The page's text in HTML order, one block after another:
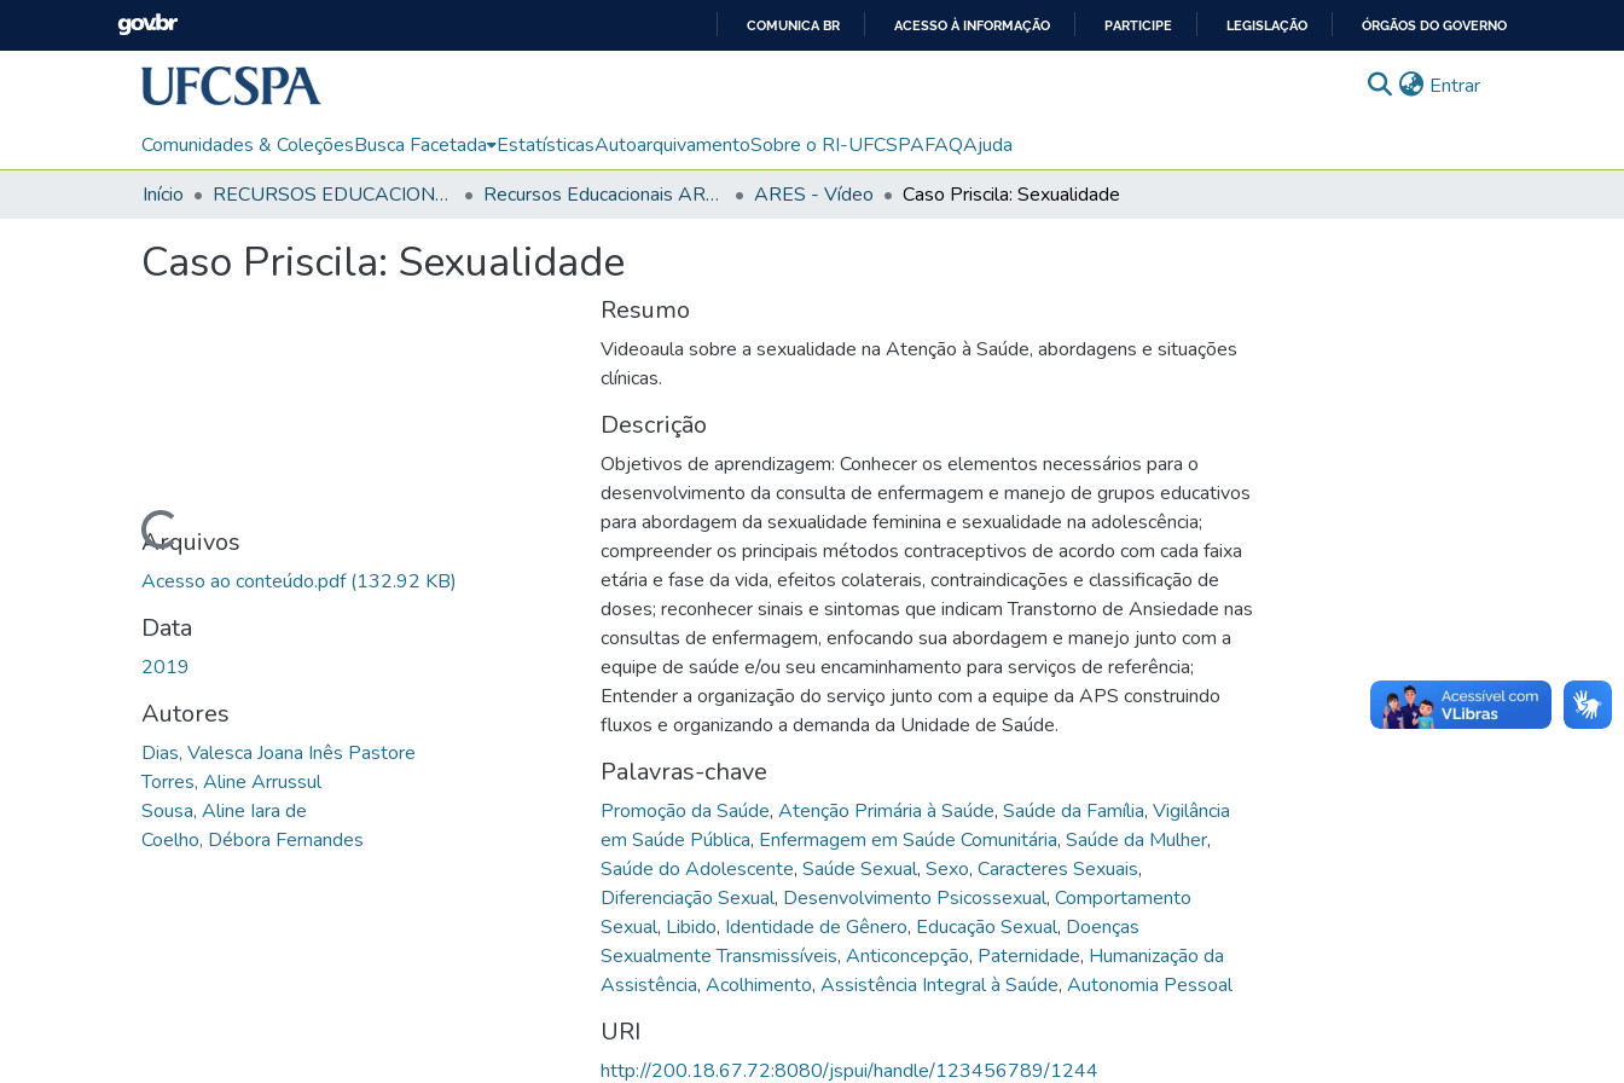
CONTEÚDO
COMUNICA BR ACESSO À INFORMAÇÃO PARTICIPE LEGISLAÇÃO ÓRGÃOS DO GOVERNO
Entrar(current)
Comunidades & ColeçõesBusca Facetada EstatísticasAutoarquivamentoSobre o RI-UFCSPAFAQAjuda
Início
RECURSOS EDUCACIONAIS Recursos Educacionais ARES/UNA-SUS ARES - Vídeo Caso Priscila: Sexualidade
Caso Priscila: Sexualidade
Carregando...
Arquivos
Acesso ao conteúdo.pdf(132.92 KB)
Data
2019
Autores
Dias, Valesca Joana Inês Pastore
Torres, Aline Arrussul
Sousa, Aline Iara de
Coelho, Débora Fernandes
Resumo
Videoaula sobre a sexualidade na Atenção à Saúde, abordagens e situações
clínicas.
Descrição
Objetivos de aprendizagem: Conhecer os elementos necessários para o
desenvolvimento da consulta de enfermagem e manejo de grupos educativos
para abordagem da sexualidade feminina e sexualidade na adolescência;
compreender os principais métodos contraceptivos de acordo com cada faixa
etária e fase da vida, efeitos colaterais, contraindicações e classificação de
doses; reconhecer sinais e sintomas que indicam Transtorno de Ansiedade nas
consultas de enfermagem, enfocando sua abordagem e manejo junto com a
equipe de saúde e/ou seu encaminhamento para serviços de referência;
Entender a organização do serviço junto com a equipe da APS construindo
fluxos e organizando a demanda da Unidade de Saúde.
Palavras-chave
Promoção da Saúde, Atenção Primária à Saúde, Saúde da Família, Vigilância
em Saúde Pública, Enfermagem em Saúde Comunitária, Saúde da Mulher,
Saúde do Adolescente, Saúde Sexual, Sexo, Caracteres Sexuais,
Diferenciação Sexual, Desenvolvimento Psicossexual, Comportamento
Sexual, Libido, Identidade de Gênero, Educação Sexual, Doenças
Sexualmente Transmissíveis, Anticoncepção, Paternidade, Humanização da
Assistência, Acolhimento, Assistência Integral à Saúde, Autonomia Pessoal
URI
http://200.18.67.72:8080/jspui/handle/123456789/1244